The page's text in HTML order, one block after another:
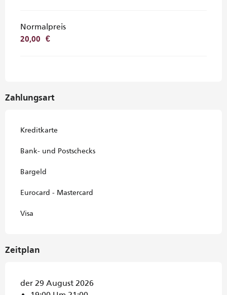
Normalpreis
20,00 €
Zahlungsart
Kreditkarte
Bank- und Postschecks
Bargeld
Eurocard - Mastercard
Visa
Zeitplan
der 29 August 2026